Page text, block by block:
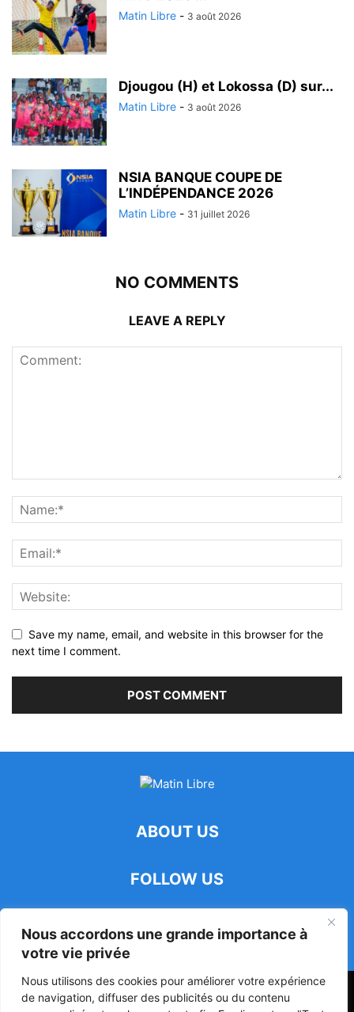
Nous accordons une grande importance à
votre vie privée
Nous utilisons des cookies pour améliorer votre expérience
de navigation, diffuser des publicités ou du contenu
Matin Libre - 3 août 2026
Djougou (H) et Lokossa (D) sur...
Matin Libre - 3 août 2026
NSIA BANQUE COUPE DE
L’INDÉPENDANCE 2026
Matin Libre - 31 juillet 2026
NO COMMENTS
LEAVE A REPLY
Save my name, email, and website in this browser for the
next time I comment.
ABOUT US
FOLLOW US
47ᵉ Assemblée Mondiale sur la Protection de la Vie Privée: Me